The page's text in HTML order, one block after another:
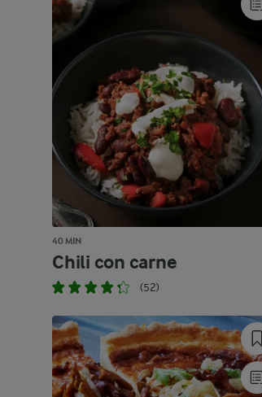
40 MIN
Chili con carne
(52)